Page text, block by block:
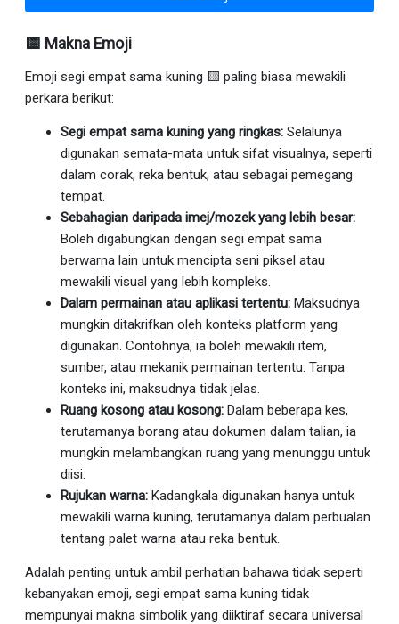
🟨 Makna Emoji
Emoji segi empat sama kuning 🟨 paling biasa mewakili
perkara berikut:
Segi empat sama kuning yang ringkas: Selalunya
digunakan semata-mata untuk sifat visualnya, seperti
dalam corak, reka bentuk, atau sebagai pemegang
tempat.
Sebahagian daripada imej/mozek yang lebih besar:
Boleh digabungkan dengan segi empat sama
berwarna lain untuk mencipta seni piksel atau
mewakili visual yang lebih kompleks.
Dalam permainan atau aplikasi tertentu: Maksudnya
mungkin ditakrifkan oleh konteks platform yang
digunakan. Contohnya, ia boleh mewakili item,
sumber, atau mekanik permainan tertentu. Tanpa
konteks ini, maksudnya tidak jelas.
Ruang kosong atau kosong: Dalam beberapa kes,
terutamanya borang atau dokumen dalam talian, ia
mungkin melambangkan ruang yang menunggu untuk
diisi.
Rujukan warna: Kadangkala digunakan hanya untuk
mewakili warna kuning, terutamanya dalam perbualan
tentang palet warna atau reka bentuk.
Adalah penting untuk ambil perhatian bahawa tidak seperti
kebanyakan emoji, segi empat sama kuning tidak
mempunyai makna simbolik yang diiktiraf secara universal